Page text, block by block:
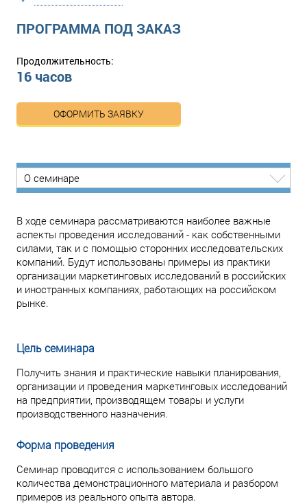
ПРОГРАММА ПОД ЗАКАЗ
Продолжительность:
16 часов
ОФОРМИТЬ ЗАЯВКУ
О семинаре
В ходе семинара рассматриваются наиболее важные
аспекты проведения исследований - как собственными
силами, так и с помощью сторонних исследовательских
компаний. Будут использованы примеры из практики
организации маркетинговых исследований в российских
и иностранных компаниях, работающих на российском
рынке.
Цель семинара
Получить знания и практические навыки планирования,
организации и проведения маркетинговых исследований
на предприятии, производящем товары и услуги
производственного назначения.
Форма проведения
Семинар проводится с использованием большого
количества демонстрационного материала и разбором
примеров из реального опыта автора.